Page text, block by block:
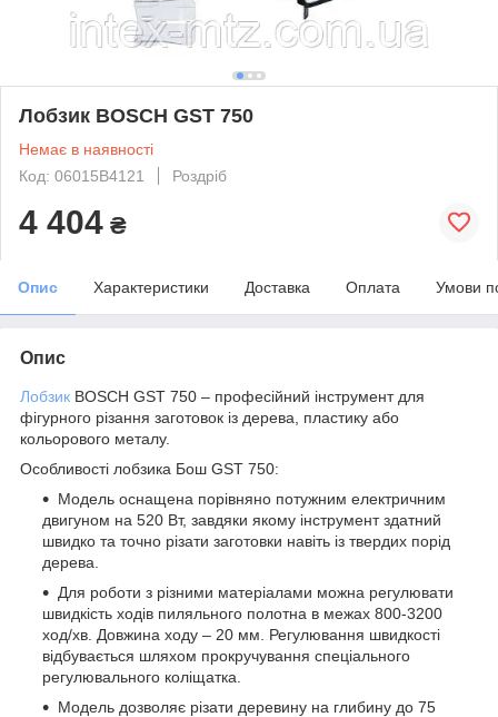
Лобзик BOSCH GST 750
Немає в наявності
Код: 06015B4121
Роздріб
4 404 ₴
Опис Характеристики Доставка Оплата Умови
Опис
Лобзик BOSCH GST 750 – професійний інструмент для
фігурного різання заготовок із дерева, пластику або
кольорового металу.
Особливості лобзика Бош GST 750:
Модель оснащена порівняно потужним електричним
двигуном на 520 Вт, завдяки якому інструмент здатний
швидко та точно різати заготовки навіть із твердих порід
дерева.
Для роботи з різними матеріалами можна регулювати
швидкість ходів пиляльного полотна в межах 800-3200
ход/хв. Довжина ходу – 20 мм. Регулювання швидкості
відбувається шляхом прокручування спеціального
регулювального коліщатка.
Модель дозволяє різати деревину на глибину до 75